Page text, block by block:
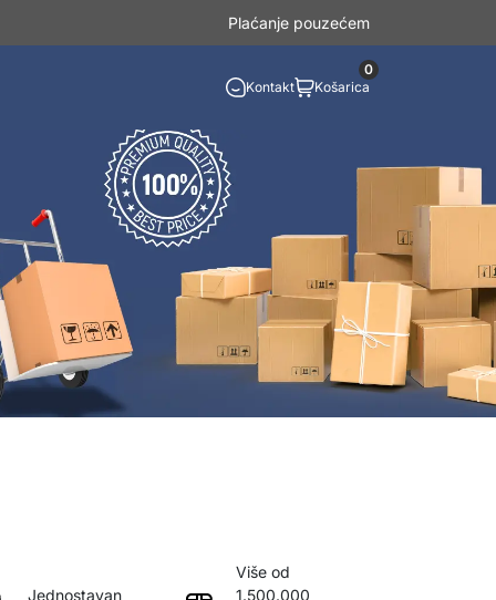
Plaćanje pouzećem
Kontakt Košarica
0
Jednostavan
Više od
1.500.000